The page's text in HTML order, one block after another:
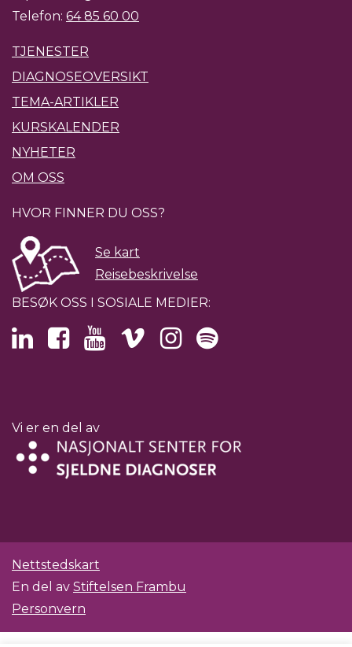
Telefon: 64 85 60 00
TJENESTER
DIAGNOSEOVERSIKT
TEMA-ARTIKLER
KURSKALENDER
NYHETER
OM OSS
HVOR FINNER DU OSS?
Se kart
Reisebeskrivelse
BESØK OSS I SOSIALE MEDIER:
Vi er en del av
Nettstedskart
En del av Stiftelsen Frambu
Personvern